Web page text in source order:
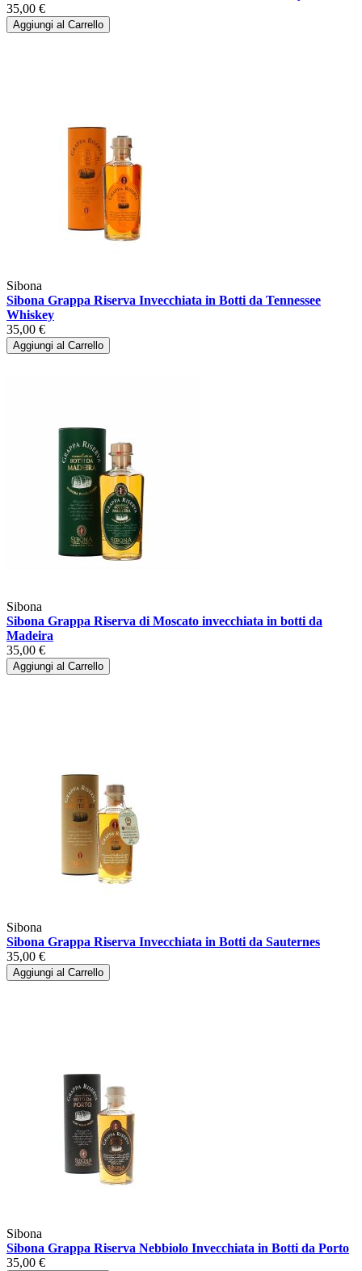
35,00 €
Aggiungi al Carrello
Sibona
Sibona Grappa Riserva Invecchiata in Botti da Tennessee
Whiskey
35,00 €
Aggiungi al Carrello
Sibona
Sibona Grappa Riserva di Moscato invecchiata in botti da
Madeira
35,00 €
Aggiungi al Carrello
Sibona
Sibona Grappa Riserva Invecchiata in Botti da Sauternes
35,00 €
Aggiungi al Carrello
Sibona
Sibona Grappa Riserva Nebbiolo Invecchiata in Botti da Porto
35,00 €